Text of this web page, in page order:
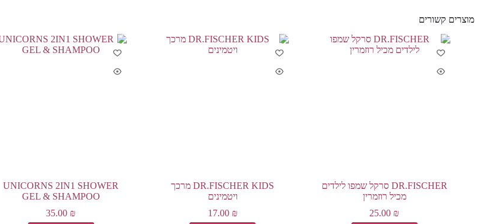
מוצרים קשורים
DR.FISCHER סרקל שמפו לילדים
מכיל רוזמרין
25.00 ₪
DR.FISCHER KIDS מרכך
ויטמינים
17.00 ₪
UNICORNS 2IN1 SHOWER
GEL & SHAMPOO
35.00 ₪